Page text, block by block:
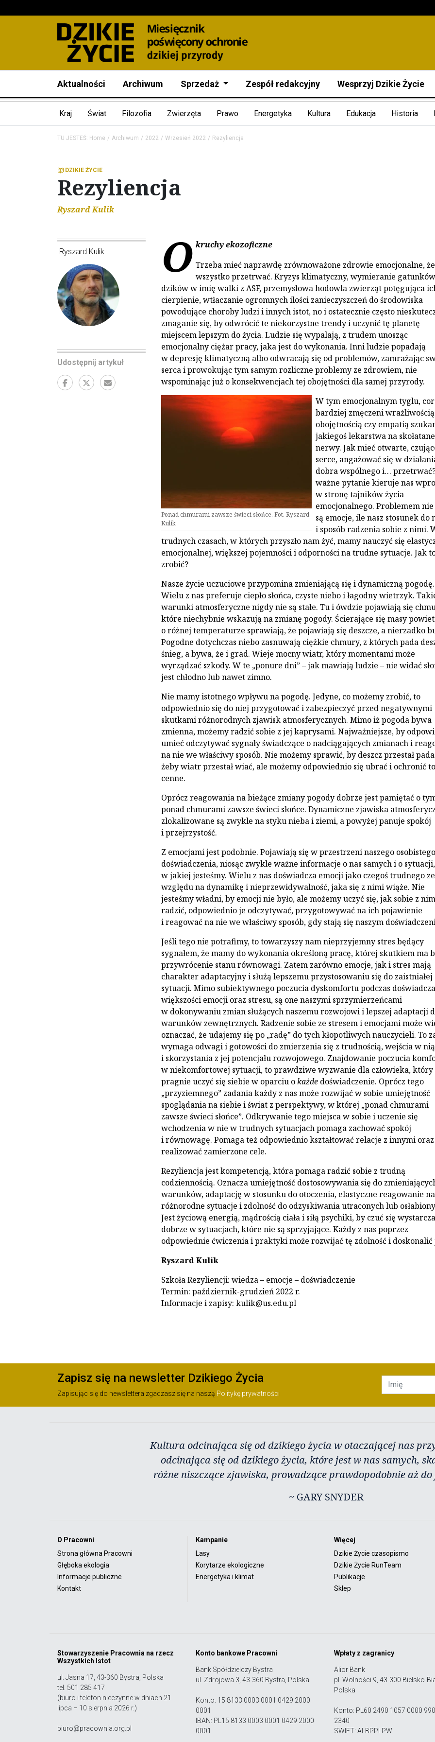
Aktualności Archiwum Sprzedaż Zespół redakcyjny Wesprzyj Dzikie Życie
Kraj Świat Filozofia Zwierzęta Prawo Energetyka Kultura Edukacja Historia
TU JESTEŚ: Home Archiwum 2022 Wrzesień 2022 Rezyliencja
DZIKIE ŻYCIE
Rezyliencja
Ryszard Kulik
Ryszard Kulik
Udostępnij artykuł
O kruchy ekozoficzne
Trzeba mieć naprawdę zrównoważone zdrowie emocjonalne,
wszystko przetrwać. Kryzys klimatyczny, wymieranie
dzików w imię walki z ASF, przemysłowa hodowla zwierząt potęgująca
cierpienie, wtłaczanie ogromnych ilości zanieczyszczeń do środowiska
powodujące choroby ludzi i innych istot, no i ostatecznie często
zmaganie się, by odwrócić te niekorzystne trendy i uczynić tę planetę
miejscem lepszym do życia. Ludzie się wypalają, z trudem unosząc
emocjonalny ciężar pracy, jaka jest do wykonania. Inni ludzie popadają
w depresję klimatyczną albo odwracają się od problemów, zamrażając
serca i prowokując tym samym rozliczne problemy ze zdrowiem, nie
wspominając już o konsekwencjach tej obojętności dla samej przyrody.
Ponad chmurami zawsze świeci słońce. Fot. Ryszard
Kulik
W tym emocjonalnym tyglu,
bardziej zmęczeni
obojętnością czy empatią
jakiegoś lekarstwa na skołatane
nerwy. Jak mieć otwarte,
serce, angażować się w
dobra wspólnego i…
ważne pytanie kieruje nas
w stronę tajników życia
emocjonalnego. Problemem
są emocje, ile nasz stosunek do
i sposób radzenia sobie z nimi.
trudnych czasach, w których przyszło nam żyć, mamy nauczyć się
emocjonalnej, większej pojemności i odporności na trudne sytuacje. Jak
zrobić?
Nasze życie uczuciowe przypomina zmieniającą się i dynamiczną pogodę.
Wielu z nas preferuje ciepło słońca, czyste niebo i łagodny wietrzyk.
warunki atmosferyczne nigdy nie są stałe. Tu i ówdzie pojawiają się
które niechybnie wskazują na zmianę pogody. Ścierające się masy
o różnej temperaturze sprawiają, że pojawiają się deszcze, a nierzadko
Pogodne dotychczas niebo zasnuwają ciężkie chmury, z których pada
śnieg, a bywa, że i grad. Wieje mocny wiatr, który momentami może
wyrządzać szkody. W te „ponure dni” – jak mawiają ludzie – nie widać
jest chłodno lub nawet zimno.
Nie mamy istotnego wpływu na pogodę. Jedyne, co możemy zrobić, to
odpowiednio się do niej przygotować i zabezpieczyć przed negatywnymi
skutkami różnorodnych zjawisk atmosferycznych. Mimo iż pogoda bywa
zmienna, możemy radzić sobie z jej kaprysami. Najważniejsze, by
umieć odczytywać sygnały świadczące o nadciągających zmianach i
na nie we właściwy sposób. Nie możemy sprawić, by deszcz przestał
żeby wiatr przestał wiać, ale możemy odpowiednio się ubrać i ochronić
cenne.
Oprócz reagowania na bieżące zmiany pogody dobrze jest pamiętać o
ponad chmurami zawsze świeci słońce. Dynamiczne zjawiska
zlokalizowane są zwykle na styku nieba i ziemi, a powyżej panuje spokój
i przejrzystość.
Z emocjami jest podobnie. Pojawiają się w przestrzeni naszego osobistego
doświadczenia, niosąc zwykle ważne informacje o nas samych i o sytuacji,
w jakiej jesteśmy. Wielu z nas doświadcza emocji jako czegoś trudnego ze
względu na dynamikę i nieprzewidywalność, jaka się z nimi wiąże. Nie
jesteśmy władni, by emocji nie było, ale możemy uczyć się, jak sobie z
radzić, odpowiednio je odczytywać, przygotowywać na ich pojawienie
i reagować na nie we właściwy sposób, gdy stają się naszym
Jeśli tego nie potrafimy, to towarzyszy nam nieprzyjemny stres będący
sygnałem, że mamy do wykonania określoną pracę, której skutkiem ma
przywrócenie stanu równowagi. Zatem zarówno emocje, jak i stres mają
charakter adaptacyjny i służą lepszemu przystosowaniu się do zaistniałej
sytuacji. Mimo subiektywnego poczucia dyskomfortu podczas
większości emocji oraz stresu, są one naszymi sprzymierzeńcami
w dokonywaniu zmian służących naszemu rozwojowi i lepszej adaptacji
warunków zewnętrznych. Radzenie sobie ze stresem i emocjami może
oznaczać, że udajemy się po „radę” do tych kłopotliwych nauczycieli. To
wymaga odwagi i gotowości do zmierzenia się z trudnością, wejścia w nią
i skorzystania z jej potencjału rozwojowego. Znajdowanie poczucia
w niekomfortowej sytuacji, to prawdziwe wyzwanie dla człowieka, który
pragnie uczyć się siebie w oparciu okażde doświadczenie. Oprócz tego
„przyziemnego” zadania każdy z nas może rozwijać w sobie umiejętność
spoglądania na siebie i świat z perspektywy, w której „ponad chmurami
zawsze świeci słońce”. Odkrywanie tego miejsca w sobie i uczenie się
wchodzenia w nie w trudnych sytuacjach pomaga zachować spokój
i równowagę. Pomaga też odpowiednio kształtować relacje z innymi oraz
realizować zamierzone cele.
Rezyliencja jest kompetencją, która pomaga radzić sobie z trudną
codziennością. Oznacza umiejętność dostosowywania się do
warunków, adaptację w stosunku do otoczenia, elastyczne reagowanie na
różnorodne sytuacje i zdolność do odzyskiwania utraconych lub
Jest życiową energią, mądrością ciała i siłą psychiki, by czuć się
dobrze w sytuacjach, które nie są sprzyjające. Każdy z nas poprzez
odpowiednie ćwiczenia i praktyki może rozwijać tę zdolność i doskonalić
Ryszard Kulik
Szkoła Rezyliencji: wiedza – emocje – doświadczenie
Termin: październik-grudzień 2022 r.
Informacje i zapisy: kulik@us.edu.pl
Zapisz się na newsletter Dzikiego Życia
Zapisując się do newslettera zgadzasz się na naszą Politykę prywatności
Kultura odcinająca się od dzikiego życia w otaczającej nas
odcinająca się od dzikiego życia, które jest w nas samych,
różne niszczące zjawiska, prowadzące prawdopodobnie aż
~ GARY SNYDER
O Pracowni
Strona główna Pracowni
Głęboka ekologia
Informacje publiczne
Kontakt
Kampanie
Lasy
Korytarze ekologiczne
Energetyka i klimat
Więcej
Dzikie Życie czasopismo
Dzikie Życie RunTeam
Publikacje
Sklep
Stowarzyszenie Pracownia na rzecz
Wszystkich Istot
ul. Jasna 17, 43-360 Bystra, Polska
tel. 501 285 417
(biuro i telefon nieczynne w dniach 21
lipca – 10 sierpnia 2026 r.)
biuro@pracownia.org.pl
Konto bankowe Pracowni
Bank Spółdzielczy Bystra
ul. Zdrojowa 3, 43-360 Bystra, Polska
Konto: 15 8133 0003 0001 0429 2000
0001
IBAN: PL15 8133 0003 0001 0429 2000
0001
Wpłaty z zagranicy
Alior Bank
pl. Wolności 9, 43-300 Bielsko-
Polska
Konto: PL60 2490 1057 0000
2340
SWIFT: ALBPPLPW